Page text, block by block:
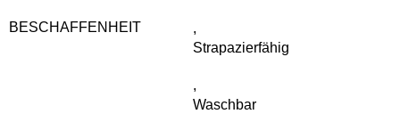
BESCHAFFENHEIT
,
Strapazierfähig
,
Waschbar